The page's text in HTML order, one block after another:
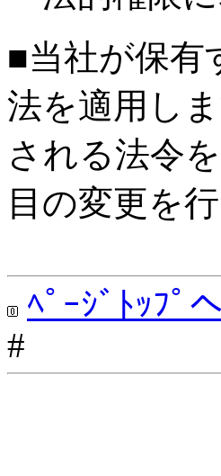
■当社が保有
法を適用し
される法令
目の変更を
ﾍﾟｰｼﾞﾄｯﾌﾟへ
#